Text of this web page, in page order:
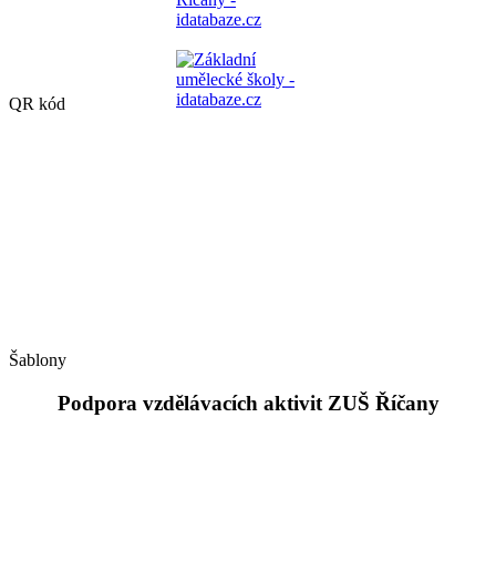
QR kód
Šablony
Podpora vzdělávacích aktivit ZUŠ Říčany